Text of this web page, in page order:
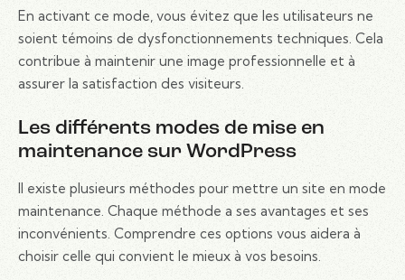
En activant ce mode, vous évitez que les utilisateurs ne
soient témoins de dysfonctionnements techniques. Cela
contribue à maintenir une image professionnelle et à
assurer la satisfaction des visiteurs.
Les différents modes de mise en
maintenance sur WordPress
Il existe plusieurs méthodes pour mettre un site en mode
maintenance. Chaque méthode a ses avantages et ses
inconvénients. Comprendre ces options vous aidera à
choisir celle qui convient le mieux à vos besoins.